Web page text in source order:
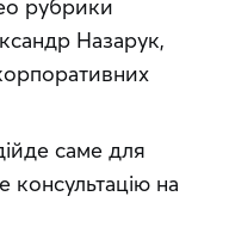
Назарук,
саме для
консультацію на